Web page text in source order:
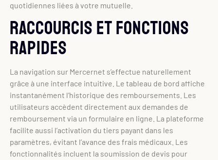
quotidiennes liées à votre mutuelle.
Raccourcis et fonctions
rapides
La navigation sur Mercernet s’effectue naturellement
grâce à une interface intuitive. Le tableau de bord affiche
instantanément l’historique des remboursements. Les
utilisateurs accèdent directement aux demandes de
remboursement via un formulaire en ligne. La plateforme
facilite aussi l’activation du tiers payant dans les
paramètres, évitant l’avance des frais médicaux. Les
fonctionnalités incluent la soumission de devis pour